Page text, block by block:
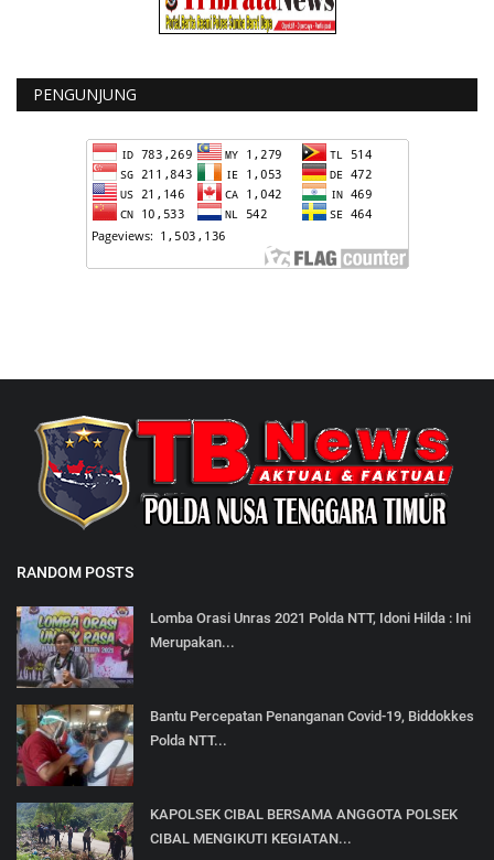
PENGUNJUNG
RANDOM POSTS
Lomba Orasi Unras 2021 Polda NTT, Idoni Hilda : Ini
Merupakan...
Bantu Percepatan Penanganan Covid-19, Biddokkes
Polda NTT...
KAPOLSEK CIBAL BERSAMA ANGGOTA POLSEK
CIBAL MENGIKUTI KEGIATAN...